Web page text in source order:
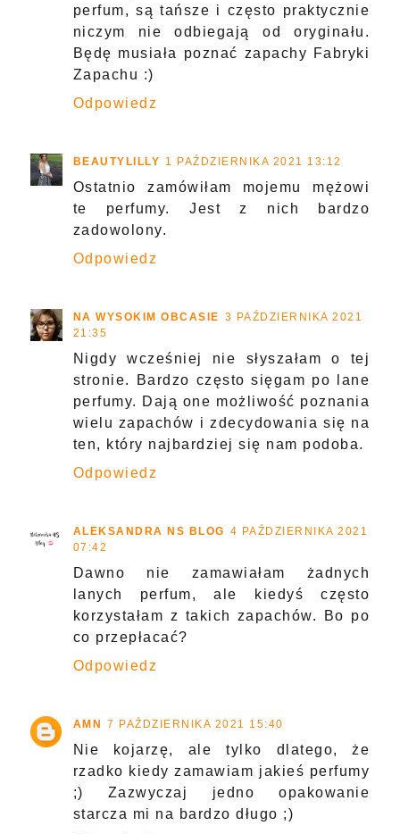
perfum, są tańsze i często praktycznie
niczym nie odbiegają od oryginału.
Będę musiała poznać zapachy Fabryki
Zapachu :)
Odpowiedz
BEAUTYLILLY 1 PAŹDZIERNIKA 2021 13:12
Ostatnio zamówiłam mojemu mężowi
te perfumy. Jest z nich bardzo
zadowolony.
Odpowiedz
NA WYSOKIM OBCASIE 3 PAŹDZIERNIKA 2021
21:35
Nigdy wcześniej nie słyszałam o tej
stronie. Bardzo często sięgam po lane
perfumy. Dają one możliwość poznania
wielu zapachów i zdecydowania się na
ten, który najbardziej się nam podoba.
Odpowiedz
ALEKSANDRA NS BLOG 4 PAŹDZIERNIKA 2021
07:42
Dawno nie zamawiałam żadnych
lanych perfum, ale kiedyś często
korzystałam z takich zapachów. Bo po
co przepłacać?
Odpowiedz
AMN 7 PAŹDZIERNIKA 2021 15:40
Nie kojarzę, ale tylko dlatego, że
rzadko kiedy zamawiam jakieś perfumy
;) Zazwyczaj jedno opakowanie
starcza mi na bardzo długo ;)